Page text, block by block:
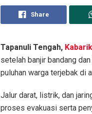
Share
Tapanuli Tengah,
setelah banjir bandang
puluhan warga terjebak di
Jalur darat, listrik, dan
proses evakuasi serta